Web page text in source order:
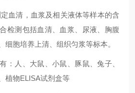
血清，血浆及相关液体等样本的含
检测包括血清、血浆、尿液、胸腹
细胞培养上清、组织匀浆等标本。
：人、大鼠、小鼠、豚鼠、兔子、
植物ELISA试剂盒等